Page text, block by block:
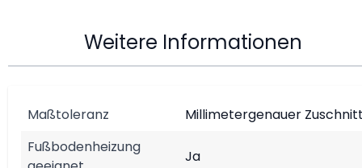
Weitere Informationen
Maßtoleranz
Millimetergenauer
Fußbodenheizung
Ja